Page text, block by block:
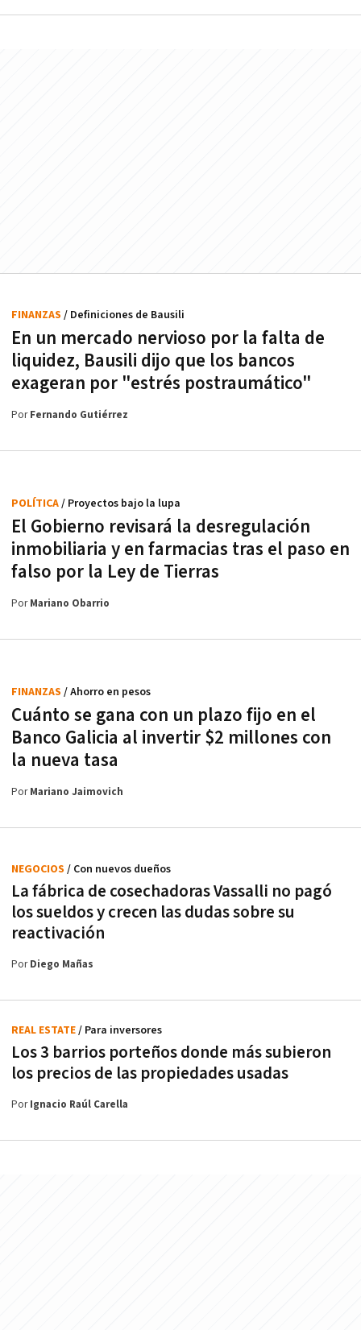
En un mercado nervioso por la falta de
liquidez, Bausili dijo que los bancos
exageran por "estrés postraumático"
FINANZAS / Definiciones de Bausili
PorFernando Gutiérrez
El Gobierno revisará la desregulación
inmobiliaria y en farmacias tras el paso en
falso por la Ley de Tierras
POLÍTICA/ Proyectos bajo la lupa
PorMariano Obarrio
Cuánto se gana con un plazo fijo en el
Banco Galicia al invertir $2 millones con
la nueva tasa
FINANZAS / Ahorro en pesos
PorMariano Jaimovich
La fábrica de cosechadoras Vassalli no pagó
los sueldos y crecen las dudas sobre su
reactivación
NEGOCIOS / Con nuevos dueños
PorDiego Mañas
Los 3 barrios porteños donde más subieron
los precios de las propiedades usadas
REAL ESTATE/ Para inversores
PorIgnacio Raúl Carella